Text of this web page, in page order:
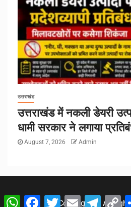
उत्तराखंड
उत्तराखंड में नकली डेयरी
धामी सरकार ने लगाया
August 7, 2026 Admin
Copyright © All
WhatsAppFacebook
TwitterEmail